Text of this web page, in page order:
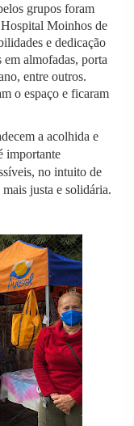
grupos foram
Moinhos de
e dedicação
almofadas, porta
entre outros.
o espaço e ficaram
a acolhida e
importante
no intuito de
justa e solidária.